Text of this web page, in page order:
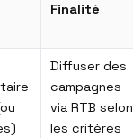
Finalité
Diffuser des
campagnes
via RTB selon
les critères